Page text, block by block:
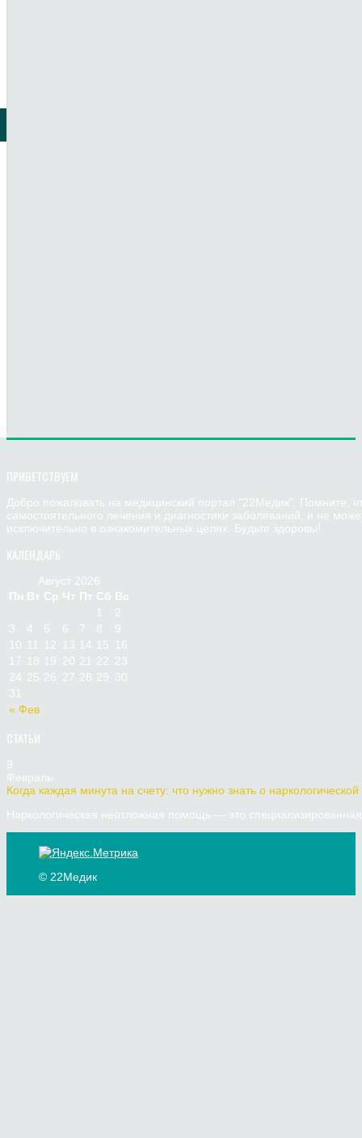
ПРИВЕТСТВУЕМ
Добро пожаловать на медицинский портал "22Медик". Помните,
самостоятельного лечения и диагностики заболеваний, и не
исключительно в ознакомительных целях. Будьте здоровы!
КАЛЕНДАРЬ
Август 2026
Пн Вт Ср Чт Пт Сб Вс
« Фев
2
3
4 5 6 7 8
9
10
12 13 14 15
16
17
18 19 20 21 22 23
24 25 26 27 28 29 30
31
СТАТЬИ
9
Февраль
Когда каждая минута на счету: что нужно знать о
Наркологическая неотложная помощь — это
© 22Медик